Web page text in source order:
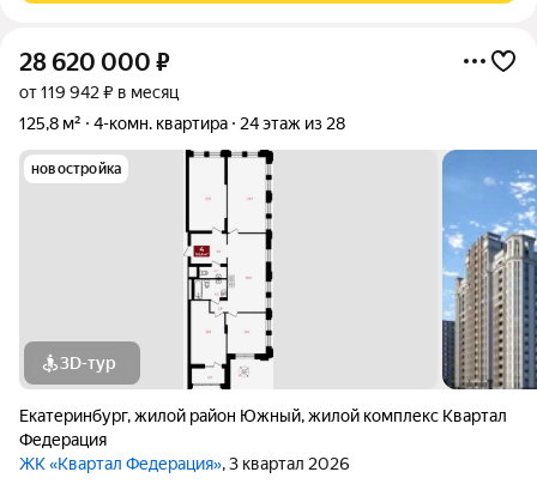
28 620 000 ₽
от 119 942 ₽ в месяц
125,8 м²
4-комн. квартира 24 этаж из 28
новостройка
3D-тур
Екатеринбург,жилой район Южный,жилой комплекс Квартал
Федерация
ЖК «Квартал Федерация», 3 квартал 2026